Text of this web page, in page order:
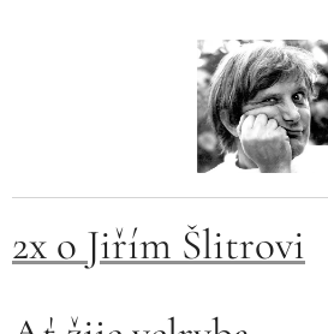
2x o Jiřím Šlitrovi